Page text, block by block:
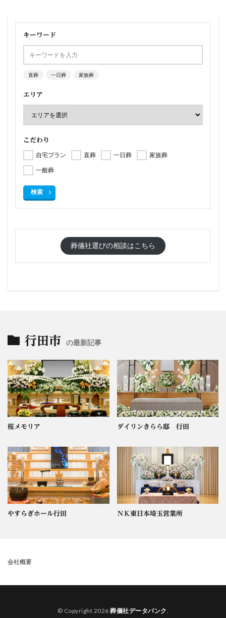
キーワード
直葬 一日葬 家族葬
エリア
こだわり
自宅プラン 直葬 一日葬
家族葬
一般葬
検索
葬儀社選びの相談はこちら
行田市 の最新記事
桜メモリア ダイリンきらら邸 行田
やすらぎホール行田 ＮＫ東日本埼玉営業所
会社概要
© Copyright 2026葬儀社データバンク.